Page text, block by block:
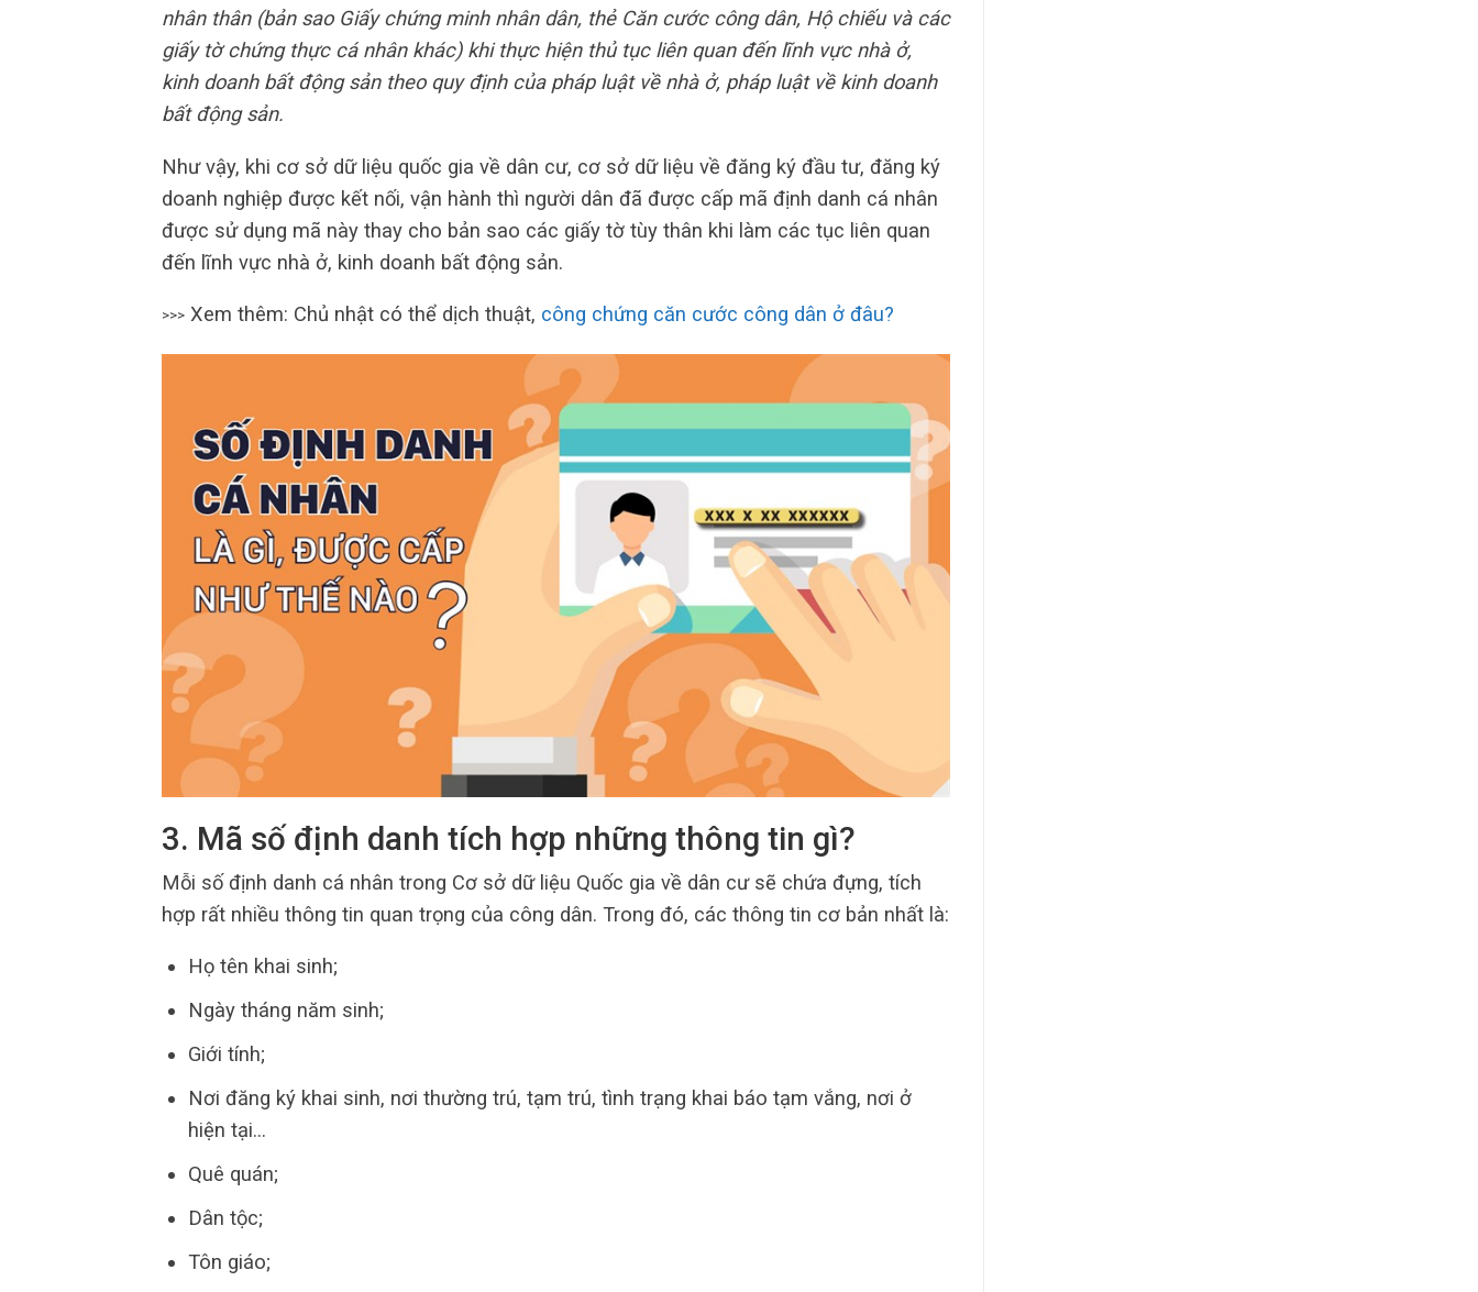
nhân thân (bản sao Giấy chứng minh nhân dân, thẻ Căn cước công dân, Hộ chiếu và các
giấy tờ chứng thực cá nhân khác) khi thực hiện thủ tục liên quan đến lĩnh vực nhà ở,
kinh doanh bất động sản theo quy định của pháp luật về nhà ở, pháp luật về kinh doanh
bất động sản.
Như vậy, khi cơ sở dữ liệu quốc gia về dân cư, cơ sở dữ liệu về đăng ký đầu tư, đăng ký
doanh nghiệp được kết nối, vận hành thì người dân đã được cấp mã định danh cá nhân
được sử dụng mã này thay cho bản sao các giấy tờ tùy thân khi làm các tục liên quan
đến lĩnh vực nhà ở, kinh doanh bất động sản.
>>> Xem thêm: Chủ nhật có thể dịch thuật, công chứng căn cước công dân ở đâu?
3. Mã số định danh tích hợp những thông tin gì?
Mỗi số định danh cá nhân trong Cơ sở dữ liệu Quốc gia về dân cư sẽ chứa đựng, tích
hợp rất nhiều thông tin quan trọng của công dân. Trong đó, các thông tin cơ bản nhất là:
Họ tên khai sinh;
Ngày tháng năm sinh;
Giới tính;
Nơi đăng ký khai sinh, nơi thường trú, tạm trú, tình trạng khai báo tạm vắng, nơi ở
hiện tại…
Quê quán;
Dân tộc;
Tôn giáo;